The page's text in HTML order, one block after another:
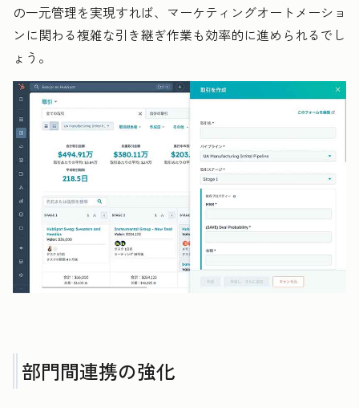
の一元管理を実現すれば、マーケティングオートメーショ
ンに関わる複雑な引き継ぎ作業も効率的に進められるでし
ょう。
部門間連携の強化